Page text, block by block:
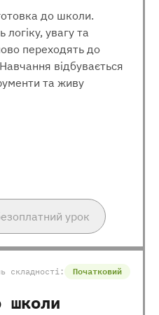
до школи.
увагу та
переходять до
відбувається
та живу
урок
складності: Початковий
школи